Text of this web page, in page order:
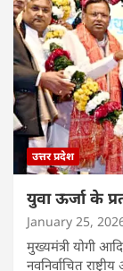
उत्तर प्रदेश
युवा ऊर्जा के
January 25,
मुख्यमंत्री योगी
नवनिर्वाचित